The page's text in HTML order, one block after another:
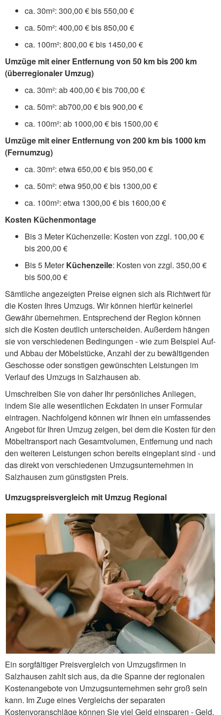
ca. 30m²: 300,00 € bis 550,00 €
ca. 50m²: 400,00 € bis 850,00 €
ca. 100m²: 800,00 € bis 1450,00 €
Umzüge mit einer Entfernung von 50 km bis 200 km
(überregionaler Umzug)
ca. 30m²: ab 400,00 € bis 700,00 €
ca. 50m²: ab700,00 € bis 900,00 €
ca. 100m²: ab 1000,00 € bis 1500,00 €
Umzüge mit einer Entfernung von 200 km bis 1000 km
(Fernumzug)
ca. 30m²: etwa 650,00 € bis 950,00 €
ca. 50m²: etwa 950,00 € bis 1300,00 €
ca. 100m²: etwa 1300,00 € bis 1600,00 €
Kosten Küchenmontage
Bis 3 Meter Küchenzeile: Kosten von zzgl. 100,00 €
bis 200,00 €
Bis 5 MeterKüchenzeile: Kosten von zzgl. 350,00 €
bis 500,00 €
Sämtliche angezeigten Preise eignen sich als Richtwert für
die Kosten Ihres Umzugs. Wir können hierfür keinerlei
Gewähr übernehmen. Entsprechend der Region können
sich die Kosten deutlich unterscheiden. Außerdem hängen
sie von verschiedenen Bedingungen - wie zum Beispiel Auf-
und Abbau der Möbelstücke, Anzahl der zu bewältigenden
Geschosse oder sonstigen gewünschten Leistungen im
Verlauf des Umzugs in Salzhausen ab.
Umschreiben Sie von daher Ihr persönliches Anliegen,
indem Sie alle wesentlichen Eckdaten in unser Formular
eintragen. Nachfolgend können wir Ihnen ein umfassendes
Angebot für Ihren Umzug zeigen, bei dem die Kosten für den
Möbeltransport nach Gesamtvolumen, Entfernung und nach
den weiteren Leistungen schon bereits eingeplant sind - und
das direkt von verschiedenen Umzugsunternehmen in
Salzhausen zum günstigsten Preis.
Umzugspreisvergleich mit Umzug Regional
Ein sorgfältiger Preisvergleich von Umzugsfirmen in
Salzhausen zahlt sich aus, da die Spanne der regionalen
Kostenangebote von Umzugsunternehmen sehr groß sein
kann. Im Zuge eines Vergleichs der separaten
Kostenvoranschläge können Sie viel Geld einsparen - Geld,